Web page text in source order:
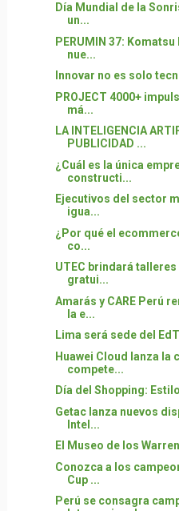
Día Mundial de la
un...
PERUMIN 37:
nue...
Innovar no es solo
PROJECT 4000+
má...
LA INTELIGENCIA
PUBLICIDAD ...
¿Cuál es la única
constructi...
Ejecutivos del sector
igua...
¿Por qué el
co...
UTEC brindará
gratui...
Amarás y CARE Perú
la e...
Lima será sede del
Huawei Cloud lanza la
compete...
Día del Shopping:
Getac lanza nuevos
Intel...
El Museo de los
Conozca a los
Cup ...
Perú se consagra